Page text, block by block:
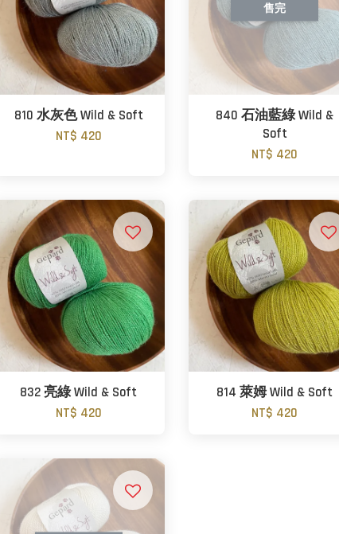
810 水灰色 Wild & Soft
NT$ 420
售完
840 石油藍綠 Wild &
Soft
NT$ 420
832 亮綠 Wild & Soft
NT$ 420
814 萊姆 Wild & Soft
NT$ 420